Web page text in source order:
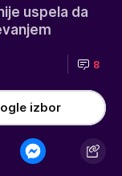
uspela da
8
izbor